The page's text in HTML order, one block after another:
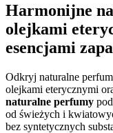
Harmonijne
olejkami
esencjami
Odkryj naturalne
olejkami eterycznymi
naturalne perfumy
od świeżych i
bez syntetycznych